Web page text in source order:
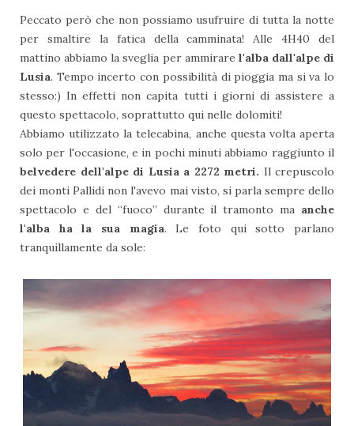
Peccato però che non possiamo usufruire di tutta la notte
per smaltire la fatica della camminata! Alle 4H40 del
mattino abbiamo la sveglia per ammirare l'alba dall'alpe di
Lusia. Tempo incerto con possibilità di pioggia ma si va lo
stesso:) In effetti non capita tutti i giorni di assistere a
questo spettacolo, soprattutto qui nelle dolomiti!
Abbiamo utilizzato la telecabina, anche questa volta aperta
solo per l'occasione, e in pochi minuti abbiamo raggiunto il
belvedere dell'alpe di Lusia a 2272 metri. Il crepuscolo
dei monti Pallidi non l'avevo mai visto, si parla sempre dello
spettacolo e del “fuoco” durante il tramonto ma anche
l'alba ha la sua magia. Le foto qui sotto parlano
tranquillamente da sole: